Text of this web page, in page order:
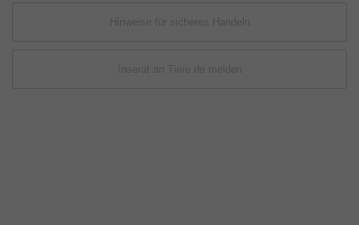
Hinweise für sicheres Handeln
Inserat an Tiere.de melden